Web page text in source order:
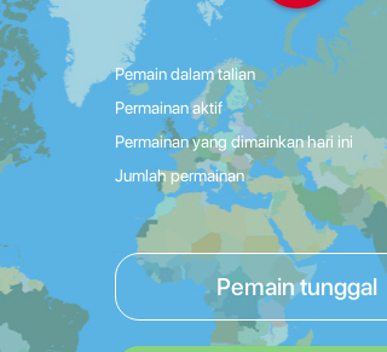
Pemain dalam talian
Permainan aktif
Permainan yang dimainkan hari ini
Jumlah permainan
Pemain tunggal